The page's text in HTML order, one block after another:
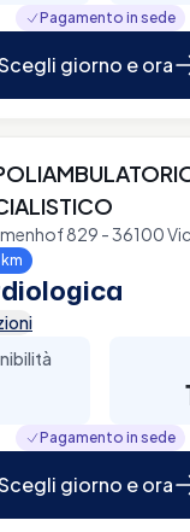
Pagamento in sede
giorno e ora
829 - 36100
km
Pagamento in sede
giorno e ora